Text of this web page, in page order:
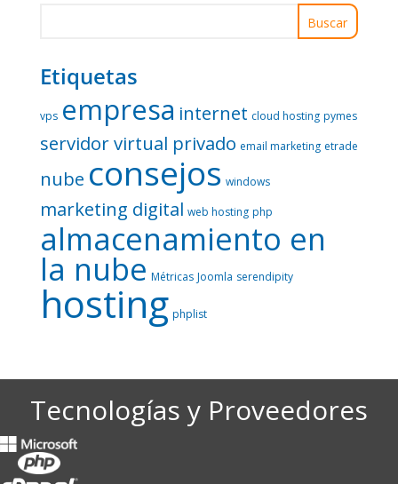
Etiquetas
vps empresa internet cloud hosting pymes
servidor virtual privado email marketing etrade
nube consejos windows
marketing digital web hosting php
almacenamiento en
la nube Métricas Joomla serendipity
hosting phplist
Tecnologías y Proveedores